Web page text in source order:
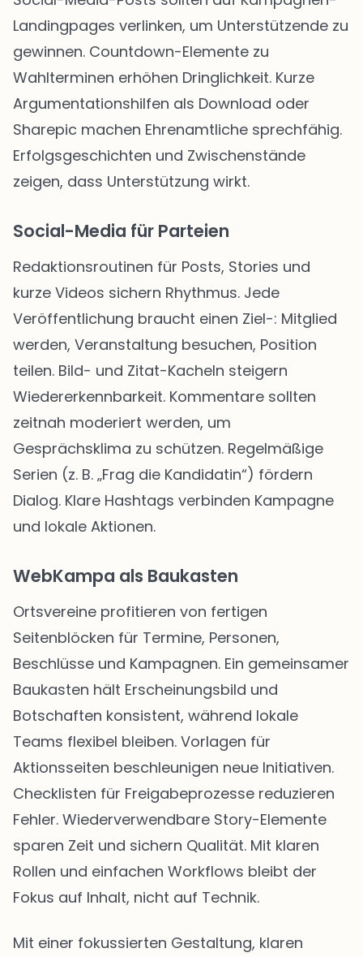
Landingpages verlinken, um Unterstützende zu
gewinnen. Countdown-Elemente zu
Wahlterminen erhöhen Dringlichkeit. Kurze
Argumentationshilfen als Download oder
Sharepic machen Ehrenamtliche sprechfähig.
Erfolgsgeschichten und Zwischenstände
zeigen, dass Unterstützung wirkt.
Social-Media für Parteien
Redaktionsroutinen für Posts, Stories und
kurze Videos sichern Rhythmus. Jede
Veröffentlichung braucht einen Ziel-: Mitglied
werden, Veranstaltung besuchen, Position
teilen. Bild- und Zitat-Kacheln steigern
Wiedererkennbarkeit. Kommentare sollten
zeitnah moderiert werden, um
Gesprächsklima zu schützen. Regelmäßige
Serien (z. B. „Frag die Kandidatin“) fördern
Dialog. Klare Hashtags verbinden Kampagne
und lokale Aktionen.
WebKampa als Baukasten
Ortsvereine profitieren von fertigen
Seitenblöcken für Termine, Personen,
Beschlüsse und Kampagnen. Ein gemeinsamer
Baukasten hält Erscheinungsbild und
Botschaften konsistent, während lokale
Teams flexibel bleiben. Vorlagen für
Aktionsseiten beschleunigen neue Initiativen.
Checklisten für Freigabeprozesse reduzieren
Fehler. Wiederverwendbare Story-Elemente
sparen Zeit und sichern Qualität. Mit klaren
Rollen und einfachen Workflows bleibt der
Fokus auf Inhalt, nicht auf Technik.
Mit einer fokussierten Gestaltung, klaren